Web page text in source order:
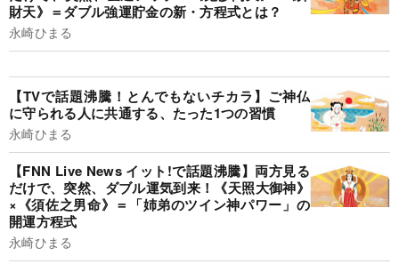
財天》＝ダブル強運貯金の新・方程式とは？
永崎ひまる
【TVで話題沸騰！とんでもないチカラ】ご神仏
に守られる人に共通する、たった1つの習慣
永崎ひまる
【FNN Live News イット!で話題沸騰】両方見る
だけで、突然、ダブル運気到来！《天照大御神》
×《須佐之男命》＝「姉弟のツイン神パワー」の
開運方程式
永崎ひまる